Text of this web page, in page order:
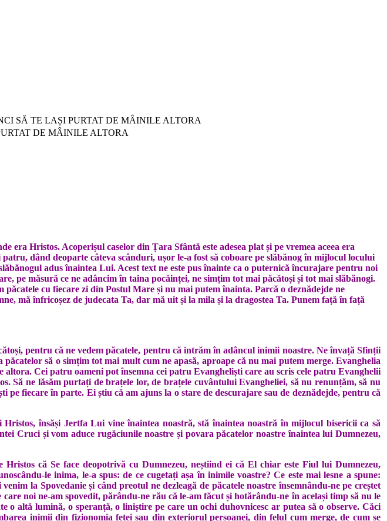
SĂ TE LAȘI PURTAT DE MÂINILE ALTORA
DE MÂINILE ALTORA
Hristos. Acoperișul caselor din Țara Sfântă este adesea plat și pe vremea aceea era
dând deoparte câteva scânduri, ușor le-a fost să coboare pe slăbănog în mijlocul locului
adus înaintea Lui. Acest text ne este pus înainte ca o puternică încurajare pentru noi
pe măsură ce ne adâncim în taina pocăinței, ne simțim tot mai păcătoși și tot mai slăbănogi.
cu fiecare zi din Postul Mare și nu mai putem înainta. Parcă o deznădejde ne
mă înfricoșez de judecata Ta, dar mă uit și la mila și la dragostea Ta. Punem față în față
pentru că ne vedem păcatele, pentru că intrăm în adâncul inimii noastre. Ne învață Sfinții
să o simțim tot mai mult cum ne apasă, aproape că nu mai putem merge. Evanghelia
Cei patru oameni pot însemna cei patru Evangheliști care au scris cele patru Evanghelii
Să ne lăsăm purtați de brațele lor, de brațele cuvântului Evangheliei, să nu renunțăm, să nu
fiecare în parte. Ei știu că am ajuns la o stare de descurajare sau de deznădejde, pentru că
însăși Jertfa Lui vine înaintea noastră, stă înaintea noastră în mijlocul bisericii ca să
Cruci și vom aduce rugăciunile noastre și povara păcatelor noastre înaintea lui Dumnezeu,
că Se face deopotrivă cu Dumnezeu, neștiind ei că El chiar este Fiul lui Dumnezeu,
le inima, le-a spus: de ce cugetați așa în inimile voastre? Ce este mai lesne a spune:
la Spovedanie și când preotul ne dezleagă de păcatele noastre însemnându-ne pe creștet
noi ne-am spovedit, părându-ne rău că le-am făcut și hotărându-ne în același timp să nu le
o altă lumină, o speranță, o liniștire pe care un ochi duhovnicesc ar putea să o observe. Căci
inimii din fizionomia feței sau din exteriorul persoanei, din felul cum merge, de cum se